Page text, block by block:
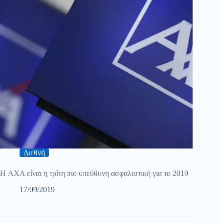
Διεθνή
Η AXA είναι η τρίτη πιο υπεύθυνη ασφαλιστική για το 2019
17/09/2019